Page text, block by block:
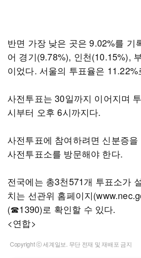
반면 가장 낮은 곳은 9.02%를 기
어 경기(9.78%), 인천(10.15%),
이었다. 서울의 투표율은 11.22%
사전투표는 30일까지 이어지며
시부터 오후 6시까지다.
사전투표에 참여하려면 신분증
사전투표소를 방문해야 한다.
전국에는 총3천571개 투표소가
치는 선관위 홈페이지
(☎1390)로 확인할 수 있다.
<연합>
Copyright ⓒ 세계일보. 무단 전재 및 재배포 금지